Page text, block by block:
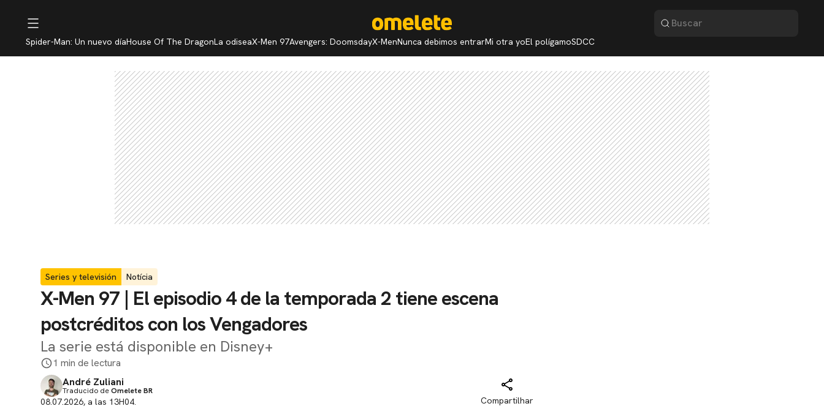
Spider-Man: Un nuevo díaHouse Of The DragonLa odiseaX-Men 97Avengers: DoomsdayX-MenNunca debimos entrarMi otra yoEl polígamoSDCC
Series y televisión Notícia
X-Men 97 | El episodio 4 de la temporada 2 tiene escena
postcréditos con los Vengadores
La serie está disponible en Disney+
1 min de lectura
André Zuliani
Traducido deOmelete BR
08.07.2026, a las 13H04. Compartilhar